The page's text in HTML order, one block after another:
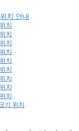
치 안내
치
치
치
치
치
치
치
치
치
기 위치